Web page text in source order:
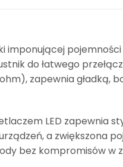
imponującej
do łatwego
zapewnia gładką,
LED zapewnia
a zwiększona
bez kompromisów w